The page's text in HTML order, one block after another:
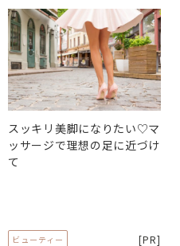
スッキリ美脚になりたい♡マ
ッサージで理想の足に近づけ
て
ビューティー [PR]